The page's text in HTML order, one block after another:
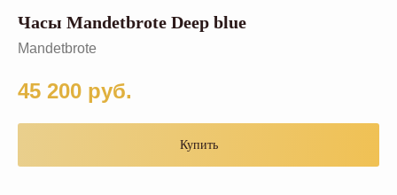
Часы Mandetbrote Deep blue
Mandetbrote
45 200 руб.
Купить